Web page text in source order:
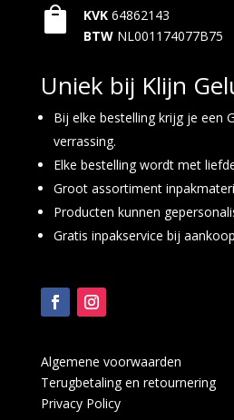
 KVK 64862143
BTW NL001174077B75
Uniek bij Klijn
Bij elke bestelling krijg je een
verrassing.
Elke bestelling wordt met
Groot assortiment
Producten kunnen
Gratis inpakservice bij
Algemene voorwaarden
Terugbetaling en retournering
Privacy Policy